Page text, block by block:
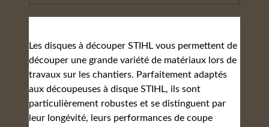
Les disques à découper STIHL vous permettent de
découper une grande variété de matériaux lors de
travaux sur les chantiers. Parfaitement adaptés
aux découpeuses à disque STIHL, ils sont
particulièrement robustes et se distinguent par
leur longévité, leurs performances de coupe